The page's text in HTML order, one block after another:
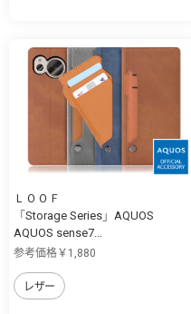
ＬＯＯＦ
「Storage Series」AQUOS
AQUOS sense7...
参考価格￥1,880
レザー